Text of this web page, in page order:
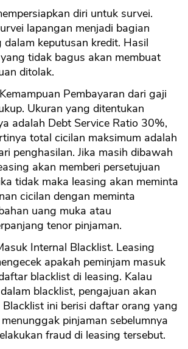
diri untuk survei.
lapangan menjadi bagian
dalam keputusan kredit. Hasil
tidak bagus akan membuat
ditolak.
Pembayaran dari gaji
Ukuran yang ditentukan
adalah Debt Service Ratio 30%,
total cicilan maksimum adalah
penghasilan. Jika masih dibawah
akan memberi persetujuan
tidak maka leasing akan meminta
cicilan dengan meminta
uang muka atau
tenor pinjaman.
Internal Blacklist. Leasing
apakah peminjam masuk
blacklist di leasing. Kalau
blacklist, pengajuan akan
Blacklist ini berisi daftar orang yang
pinjaman sebelumnya
fraud di leasing tersebut.